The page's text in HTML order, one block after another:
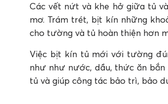
Các vết nứt và khe hở giữa tủ
mơ. Trám trét, bịt kín những
cho tường và tủ hoàn thiện hơn
Việc bịt kín tủ mới với tường
như như nước, dầu, thức ăn
tủ và giúp công tác bảo trì, bảo